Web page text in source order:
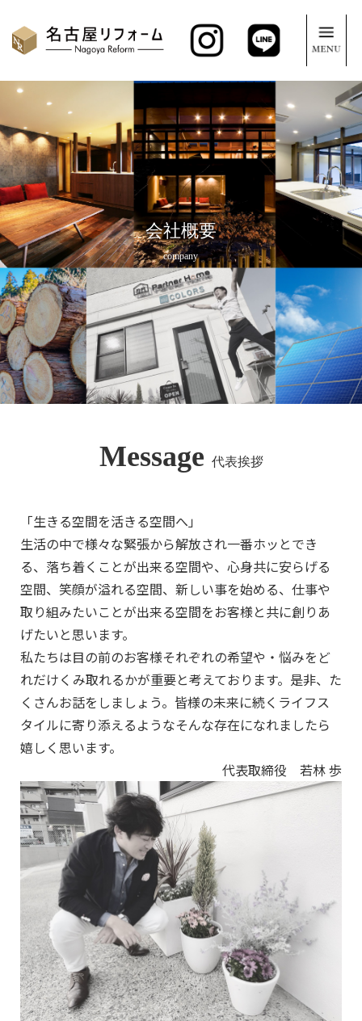
会社概要
company
Message 代表挨拶
「生きる空間を活きる空間へ」
生活の中で様々な緊張から解放され一番ホッとでき
る、落ち着くことが出来る空間や、心身共に安らげる
空間、笑顔が溢れる空間、新しい事を始める、仕事や
取り組みたいことが出来る空間をお客様と共に創りあ
げたいと思います。
私たちは目の前のお客様それぞれの希望や・悩みをど
れだけくみ取れるかが重要と考えております。是非、た
くさんお話をしましょう。皆様の未来に続くライフス
タイルに寄り添えるようなそんな存在になれましたら
嬉しく思います。
代表取締役 若林 歩